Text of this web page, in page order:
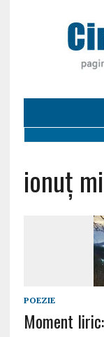
ionuț
POEZIE
Moment